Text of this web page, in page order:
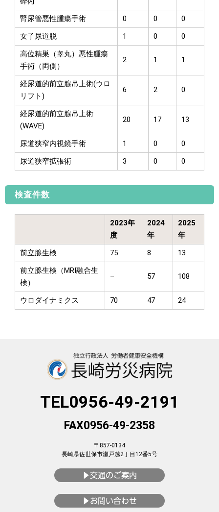
腎尿管悪性腫瘍手術 0 0
0
女子尿道脱
1 0
0
高位精巣（睾丸）悪性腫瘍
手術（両側）
2 1 1
経尿道的前立腺吊上術(ウロ
リフト)
6 2 0
経尿道的前立腺吊上術
(WAVE)
20 17 13
尿道狭窄内視鏡手術 1 0
0
尿道狭窄拡張術
3 0 0
検査件数
2023年
度
2024
年
2025
年
前立腺生検
75 8
13
前立腺生検（MRI融合生
検）
– 57 108
ウロダイナミクス 70 47 24
TEL0956-49-2191
FAX0956-49-2358
〒857-0134
長崎県佐世保市瀬戸越2丁目12番5号